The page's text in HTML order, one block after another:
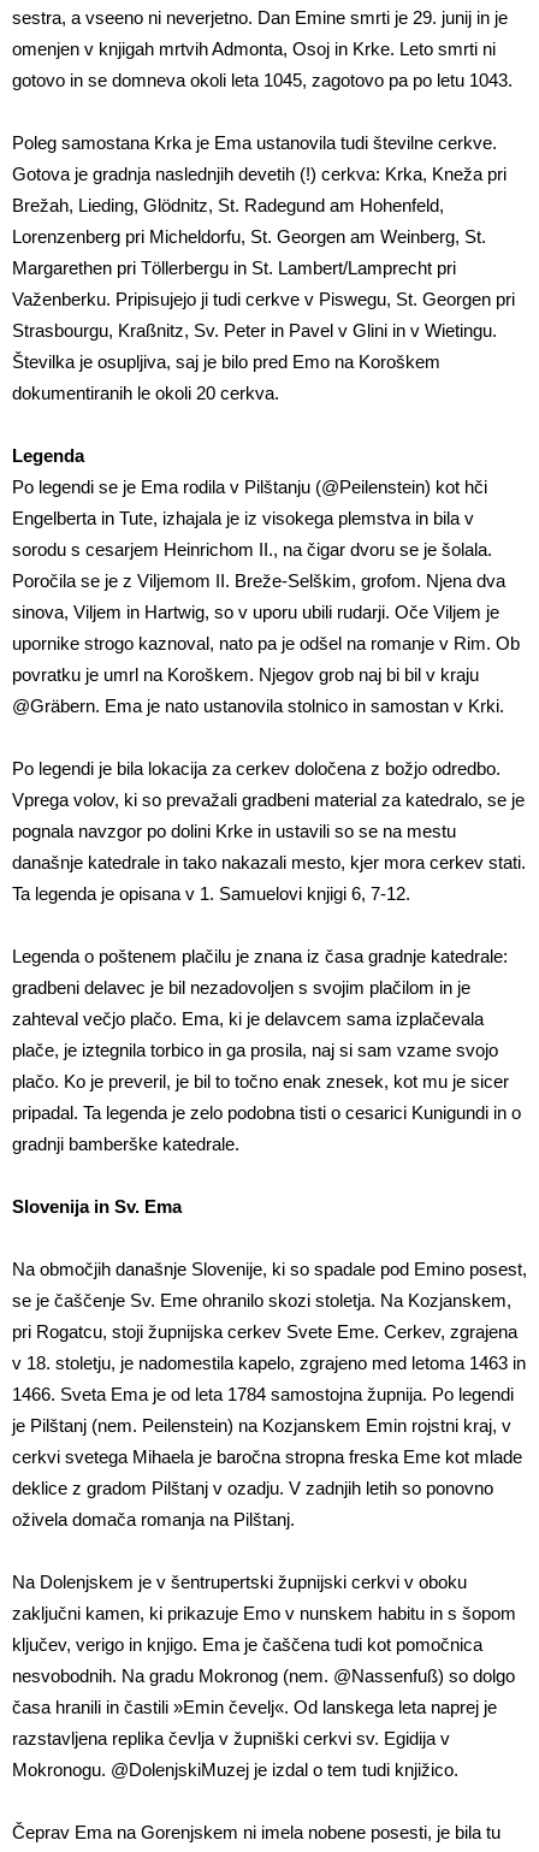
sestra, a vseeno ni neverjetno. Dan Emine smrti je 29. junij in je
omenjen v knjigah mrtvih Admonta, Osoj in Krke. Leto smrti ni
gotovo in se domneva okoli leta 1045, zagotovo pa po letu 1043.
Poleg samostana Krka je Ema ustanovila tudi številne cerkve.
Gotova je gradnja naslednjih devetih (!) cerkva: Krka, Kneža pri
Brežah, Lieding, Glödnitz, St. Radegund am Hohenfeld,
Lorenzenberg pri Micheldorfu, St. Georgen am Weinberg, St.
Margarethen pri Töllerbergu in St. Lambert/Lamprecht pri
Važenberku. Pripisujejo ji tudi cerkve v Piswegu, St. Georgen pri
Strasbourgu, Kraßnitz, Sv. Peter in Pavel v Glini in v Wietingu.
Številka je osupljiva, saj je bilo pred Emo na Koroškem
dokumentiranih le okoli 20 cerkva.
Legenda
Po legendi se je Ema rodila v Pilštanju (@Peilenstein) kot hči
Engelberta in Tute, izhajala je iz visokega plemstva in bila v
sorodu s cesarjem Heinrichom II., na čigar dvoru se je šolala.
Poročila se je z Viljemom II. Breže-Selškim, grofom. Njena dva
sinova, Viljem in Hartwig, so v uporu ubili rudarji. Oče Viljem je
upornike strogo kaznoval, nato pa je odšel na romanje v Rim. Ob
povratku je umrl na Koroškem. Njegov grob naj bi bil v kraju
@Gräbern. Ema je nato ustanovila stolnico in samostan v Krki.
Po legendi je bila lokacija za cerkev določena z božjo odredbo.
Vprega volov, ki so prevažali gradbeni material za katedralo, se je
pognala navzgor po dolini Krke in ustavili so se na mestu
današnje katedrale in tako nakazali mesto, kjer mora cerkev stati.
Ta legenda je opisana v 1. Samuelovi knjigi 6, 7-12.
Legenda o poštenem plačilu je znana iz časa gradnje katedrale:
gradbeni delavec je bil nezadovoljen s svojim plačilom in je
zahteval večjo plačo. Ema, ki je delavcem sama izplačevala
plače, je iztegnila torbico in ga prosila, naj si sam vzame svojo
plačo. Ko je preveril, je bil to točno enak znesek, kot mu je sicer
pripadal. Ta legenda je zelo podobna tisti o cesarici Kunigundi in o
gradnji bamberške katedrale.
Slovenija in Sv. Ema
Na območjih današnje Slovenije, ki so spadale pod Emino posest,
se je čaščenje Sv. Eme ohranilo skozi stoletja. Na Kozjanskem,
pri Rogatcu, stoji župnijska cerkev Svete Eme. Cerkev, zgrajena
v 18. stoletju, je nadomestila kapelo, zgrajeno med letoma 1463 in
1466. Sveta Ema je od leta 1784 samostojna župnija. Po legendi
je Pilštanj (nem. Peilenstein) na Kozjanskem Emin rojstni kraj, v
cerkvi svetega Mihaela je baročna stropna freska Eme kot mlade
deklice z gradom Pilštanj v ozadju. V zadnjih letih so ponovno
oživela domača romanja na Pilštanj.
Na Dolenjskem je v šentrupertski župnijski cerkvi v oboku
zaključni kamen, ki prikazuje Emo v nunskem habitu in s šopom
ključev, verigo in knjigo. Ema je čaščena tudi kot pomočnica
nesvobodnih. Na gradu Mokronog (nem. @Nassenfuß) so dolgo
časa hranili in častili »Emin čevelj«. Od lanskega leta naprej je
razstavljena replika čevlja v župniški cerkvi sv. Egidija v
Mokronogu. @DolenjskiMuzej je izdal o tem tudi knjižico.
Čeprav Ema na Gorenjskem ni imela nobene posesti, je bila tu